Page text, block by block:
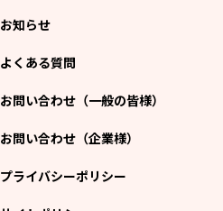
お知らせ
よくある質問
お問い合わせ（一般の皆様）
お問い合わせ（企業様）
プライバシーポリシー